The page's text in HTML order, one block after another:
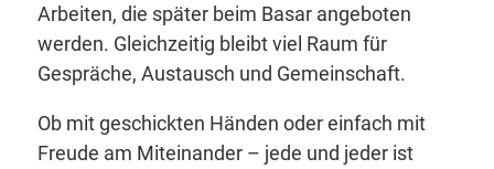
Arbeiten, die später beim Basar angeboten
werden. Gleichzeitig bleibt viel Raum für
Gespräche, Austausch und Gemeinschaft.
Ob mit geschickten Händen oder einfach mit
Freude am Miteinander – jede und jeder ist